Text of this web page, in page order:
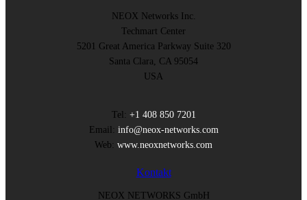
NEOX Networks Inc.
Techmart Center
5201 Great America Parkway Suite 320
Santa Clara, CA 95054
USA
Tel: +1 408 850 7201
Email: info@neox-networks.com
Web: www.neoxnetworks.com
Kontakt
NEOX NETWORKS GmbH